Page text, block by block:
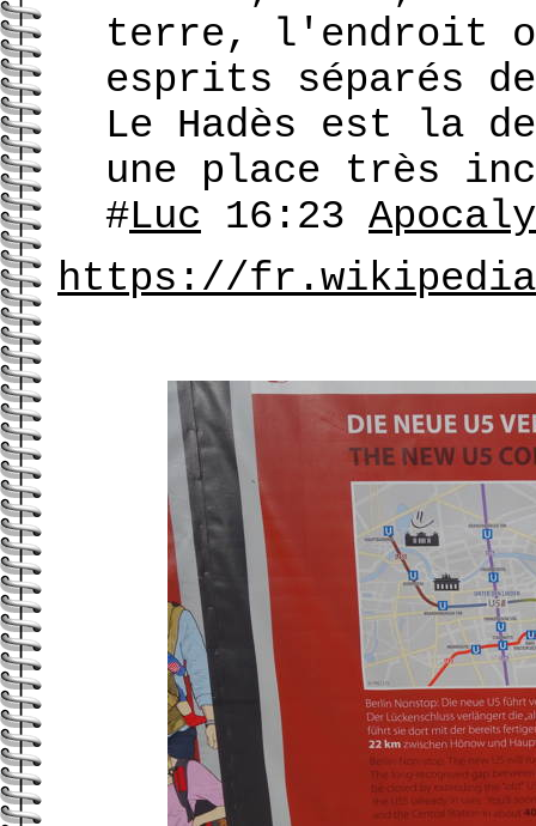
terre, l'endroit
esprits séparés
Le Hadès est la
une place très
#Luc 16:23
https://